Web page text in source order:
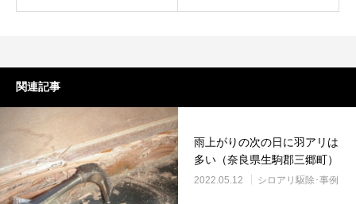
関連記事
雨上がりの次の日に羽アリは
多い（奈良県生駒郡三郷町）
2022.05.12 シロアリ駆除･事例